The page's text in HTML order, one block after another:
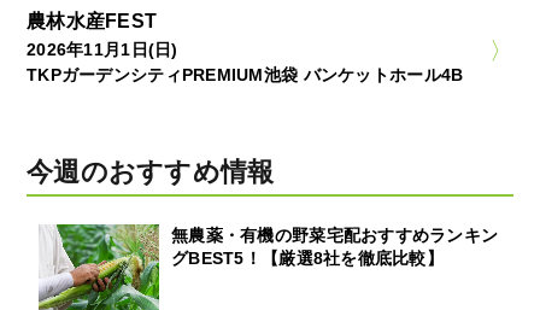
農林水産FEST
2026年11月1日(日)
TKPガーデンシティPREMIUM池袋 バンケットホール4B
今週のおすすめ情報
無農薬・有機の野菜宅配おすすめランキン
グBEST5！【厳選8社を徹底比較】